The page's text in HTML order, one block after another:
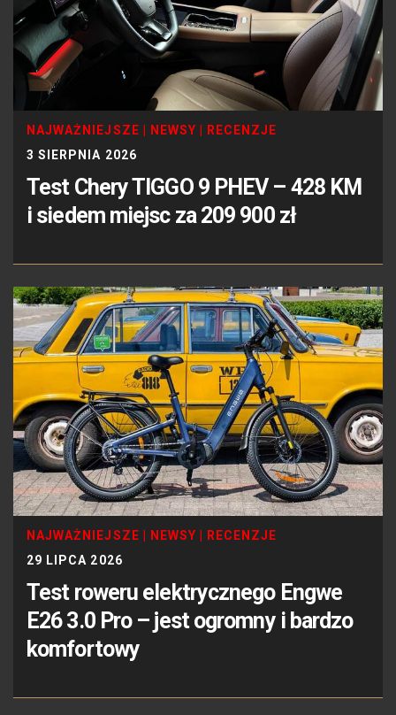
NAJWAŻNIEJSZE NEWSY
RECENZJE
3 SIERPNIA 2026
Test Chery TIGGO 9 PHEV – 428 KM
i siedem miejsc za 209 900 zł
NAJWAŻNIEJSZE NEWSY
RECENZJE
29 LIPCA 2026
Test roweru elektrycznego Engwe
E26 3.0 Pro – jest ogromny i bardzo
komfortowy